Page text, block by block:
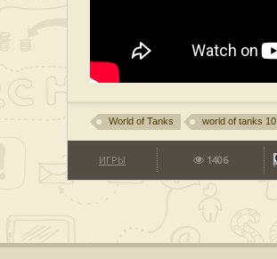
World of Tanks world of tanks 10
ИГРЫ 1406